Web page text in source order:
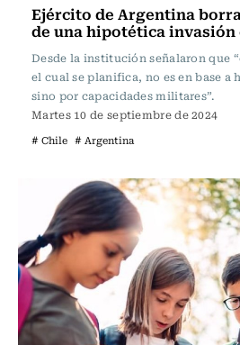
Ejército de Argentina
de una hipotética invasión
Desde la institución señalaron que
el cual se planifica, no es en base
sino por capacidades militares”.
Martes 10 de septiembre de 2024
# Chile # Argentina